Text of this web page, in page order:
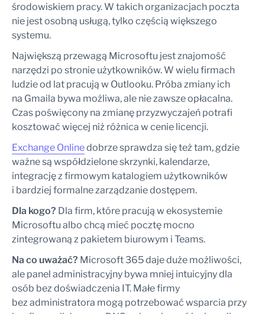
środowiskiem pracy. W takich organizacjach poczta
nie jest osobną usługą, tylko częścią większego
systemu.
Największą przewagą Microsoftu jest znajomość
narzędzi po stronie użytkowników. W wielu firmach
ludzie od lat pracują w Outlooku. Próba zmiany ich
na Gmaila bywa możliwa, ale nie zawsze opłacalna.
Czas poświęcony na zmianę przyzwyczajeń potrafi
kosztować więcej niż różnica w cenie licencji.
Exchange Onlinedobrze sprawdza się też tam, gdzie
ważne są współdzielone skrzynki, kalendarze,
integrację z firmowym katalogiem użytkowników
i bardziej formalne zarządzanie dostępem.
Dla kogo? Dla firm, które pracują w ekosystemie
Microsoftu albo chcą mieć pocztę mocno
zintegrowaną z pakietem biurowym i Teams.
Na co uważać? Microsoft 365 daje duże możliwości,
ale panel administracyjny bywa mniej intuicyjny dla
osób bez doświadczenia IT. Małe firmy
bez administratora mogą potrzebować wsparcia przy